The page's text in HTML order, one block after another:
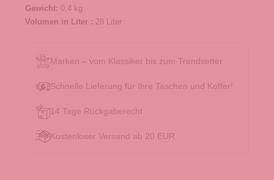
Gewicht: 0,4 kg
Volumen in Liter : 28 Liter
Marken – vom Klassiker bis zum Trendsetter
Schnelle Lieferung für Ihre Taschen und Koffer!
14 Tage Rückgaberecht
Kostenloser Versand ab 20 EUR